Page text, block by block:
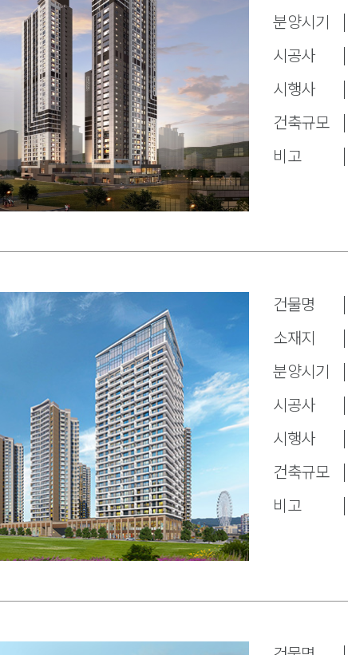
분양시기
시공사
시행사
건축규모
비고
건물명
소재지
분양시기
시공사
시행사
건축규모
비고